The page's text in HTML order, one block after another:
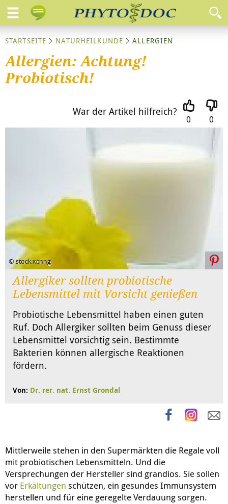
STARTSEITE NATURHEILKUNDE ALLERGIEN
Allergien: Achtung!
Probiotisch!
War der Artikel hilfreich?
0 0
© stock.xchng
Allergiker sollten probiotische
Lebensmittel mit Vorsicht genießen
Probiotische Lebensmittel haben einen guten
Ruf. Doch Allergiker sollten beim Genuss dieser
Lebensmittel vorsichtig sein. Bestimmte
Bakterien können allergische Reaktionen
fördern.
Von: Dr. rer. nat. Ernst Grondal
Mittlerweile stehen in den Supermärkten die Regale voll
mit probiotischen Lebensmitteln. Und die
Versprechungen der Hersteller sind grandios. Sie sollen
vor Erkältungen schützen, ein gesundes Immunsystem
herstellen und für eine geregelte Verdauung sorgen.